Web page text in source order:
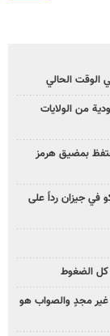
الوقت الحالي
من الولايات
بمضيق هرمز
في جيزان رداً على
كل الضغوط
غير مجدٍ والصواب هو